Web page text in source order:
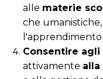
alle materie
che
Consentire
attivamente alla